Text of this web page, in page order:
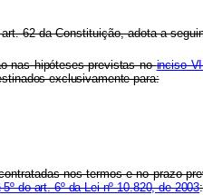
62 da Constituição, adota a
nas hipóteses previstas noinciso
exclusivamente para:
nos termos e no prazo
5º do art. 6º da Lei nº 10.820, de 2003: